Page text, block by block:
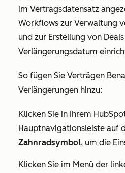
im Vertragsdatensatz
Workflows zur Verwaltung
und zur Erstellung von
Verlängerungsdatum
So fügen Sie Verträgen
Verlängerungen hinzu:
Klicken Sie in Ihrem
Hauptnavigationsleiste auf
Zahnradsymbol, um die
Klicken Sie im Menü der